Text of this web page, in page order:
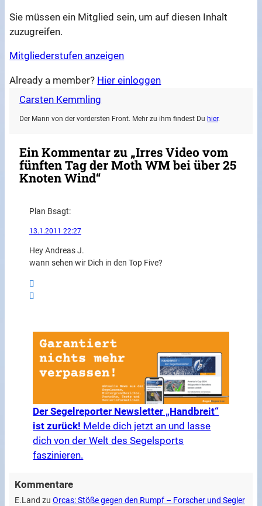
Sie müssen ein Mitglied sein, um auf diesen Inhalt
zuzugreifen.
Mitgliederstufen anzeigen
Already a member? Hier einloggen
Carsten Kemmling
Der Mann von der vordersten Front. Mehr zu ihm findest Du hier.
Ein Kommentar zu „Irres Video vom
fünften Tag der Moth WM bei über 25
Knoten Wind“
Plan Bsagt:
13.1.2011 22:27
Hey Andreas J.
wann sehen wir Dich in den Top Five?
Der Segelreporter Newsletter „Handbreit“
ist zurück! Melde dich jetzt an und lasse
dich von der Welt des Segelsports
faszinieren.
Kommentare
E.Land zu Orcas: Stöße gegen den Rumpf – Forscher und Segler